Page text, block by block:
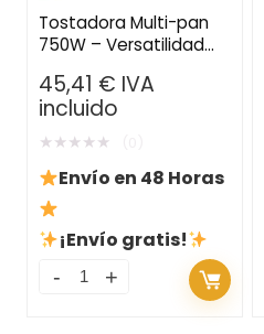
Tostadora Multi-pan
750W – Versatilidad
45,41 € IVA
incluido
★★★★★
Envío en 48 Horas
¡Envío gratis!